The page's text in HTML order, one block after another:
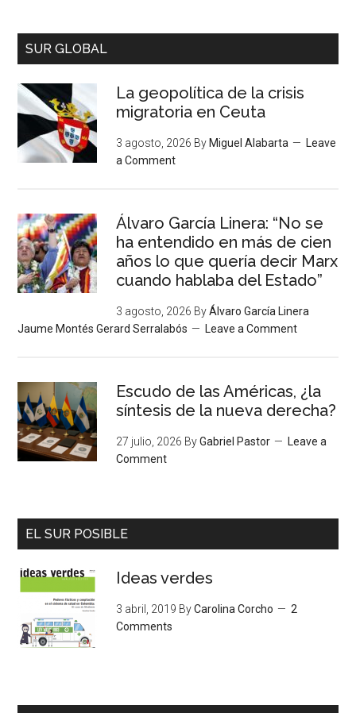
SUR GLOBAL
La geopolítica de la crisis
migratoria en Ceuta
3 agosto, 2026 By Miguel Alabarta
Leave
a Comment
Álvaro García Linera: “No se
ha entendido en más de cien
años lo que quería decir Marx
cuando hablaba del Estado”
3 agosto, 2026 ByÁlvaro García Linera
Jaume Montés Gerard Serralabós
Leave a Comment
Escudo de las Américas, ¿la
síntesis de la nueva derecha?
27 julio, 2026 ByGabriel Pastor
Leave a
Comment
EL SUR POSIBLE
Ideas verdes
3 abril, 2019 ByCarolina Corcho
2
Comments